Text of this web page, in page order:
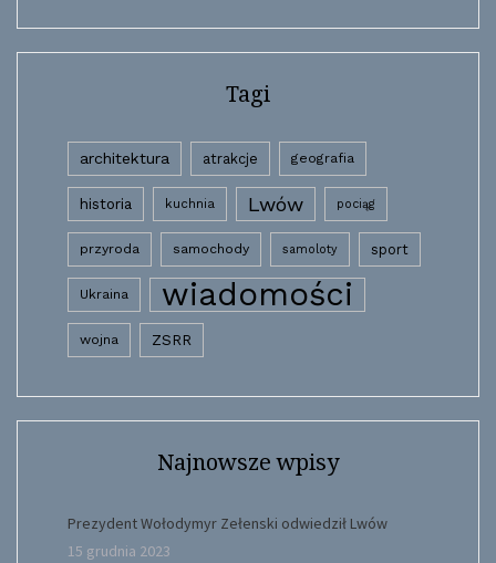
Tagi
architektura atrakcje geografia
historia kuchnia Lwów pociąg
przyroda samochody samoloty sport
Ukraina wiadomości
wojna ZSRR
Najnowsze wpisy
Prezydent Wołodymyr Zełenski odwiedził Lwów
15 grudnia 2023